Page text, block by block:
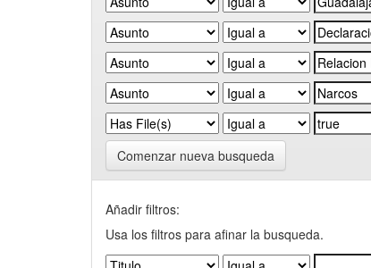
Comenzar nueva busqueda
Añadir filtros:
Usa los filtros para afinar la busqueda.